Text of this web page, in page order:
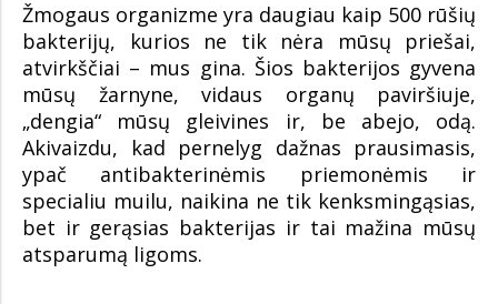
Žmogaus organizme yra daugiau kaip 500 rūšių
bakterijų, kurios ne tik nėra mūsų priešai,
atvirkščiai – mus gina. Šios bakterijos gyvena
mūsų žarnyne, vidaus organų paviršiuje,
„dengia“ mūsų gleivines ir, be abejo, odą.
Akivaizdu, kad pernelyg dažnas prausimasis,
ypač antibakterinėmis priemonėmis ir
specialiu muilu, naikina ne tik kenksmingąsias,
bet ir gerąsias bakterijas ir tai mažina mūsų
atsparumą ligoms.